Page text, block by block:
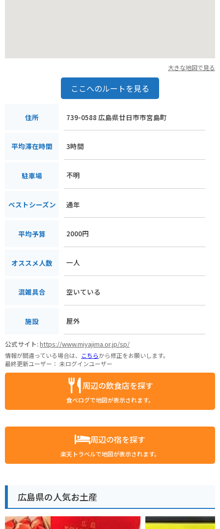
大きな地図で見る
ここへのルートを見る
住所 739-0588 広島県廿日市市宮島町
平均滞在時間 3時間
駐車場 不明
ベストシーズン 通年
平均予算 2000円
オススメ人数 一人
混雑具合 空いている
施設 屋外
公式サイト:https://www.miyajima.or.jp/sp/
情報が間違っている場合は、 こちらから修正をお願いします。
最終更新ユーザー： 未ログインユーザー
周辺の飲食店を探す
食べログで地図が表示されます。
周辺の宿を探す
楽天トラベルで地図が表示されます。
広島県の人気お土産